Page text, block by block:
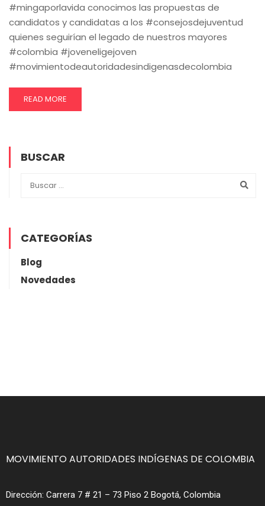
#mingaporlavida conocimos las propuestas de
candidatos y candidatas a los #consejosdejuventud
quienes seguirían el legado de nuestros mayores
#colombia #joveneligejoven
#movimientodeautoridadesindigenasdecolombia
READ MORE
BUSCAR
CATEGORÍAS
Blog
Novedades
MOVIMIENTO AUTORIDADES INDÍGENAS DE COLOMBIA
Dirección: Carrera 7 # 21 – 73 Piso 2 Bogotá, Colombia